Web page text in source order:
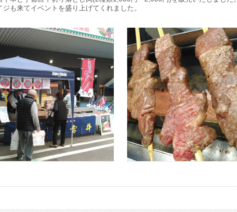
も来てイベントを盛り上げてくれました。